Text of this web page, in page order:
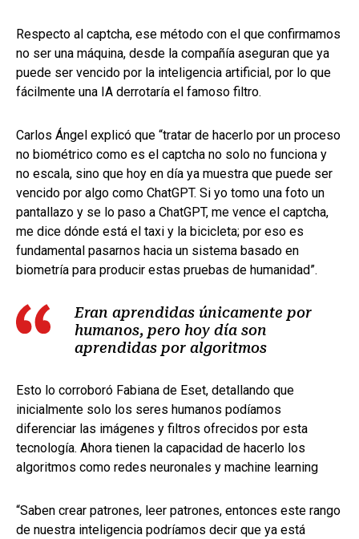
Respecto al captcha, ese método con el que confirmamos
no ser una máquina, desde la compañía aseguran que ya
puede ser vencido por la inteligencia artificial, por lo que
fácilmente una IA derrotaría el famoso filtro.
Carlos Ángel explicó que “tratar de hacerlo por un proceso
no biométrico como es el captcha no solo no funciona y
no escala, sino que hoy en día ya muestra que puede ser
vencido por algo como ChatGPT. Si yo tomo una foto un
pantallazo y se lo paso a ChatGPT, me vence el captcha,
me dice dónde está el taxi y la bicicleta; por eso es
fundamental pasarnos hacia un sistema basado en
biometría para producir estas pruebas de humanidad”.
Eran aprendidas únicamente por
humanos, pero hoy día son
aprendidas por algoritmos
Esto lo corroboró Fabiana de Eset, detallando que
inicialmente solo los seres humanos podíamos
diferenciar las imágenes y filtros ofrecidos por esta
tecnología. Ahora tienen la capacidad de hacerlo los
algoritmos como redes neuronales y machine learning
“Saben crear patrones, leer patrones, entonces este rango
de nuestra inteligencia podríamos decir que ya está